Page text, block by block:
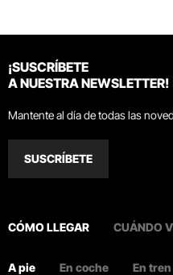
¡SUSCRÍBETE
A NUESTRA NEWSLETTER!
Mantente al día de todas las
SUSCRÍBETE
CÓMO LLEGAR CUÁNDO
A pie En coche En tren